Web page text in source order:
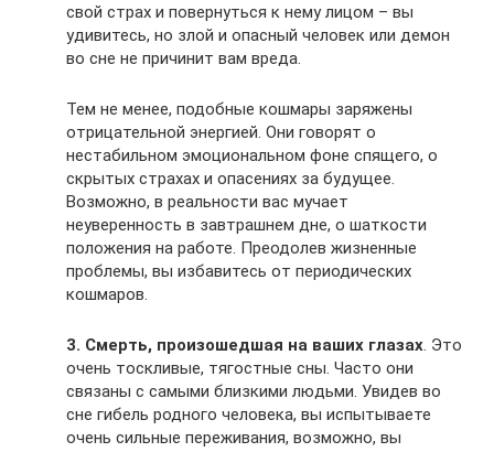
свой страх и повернуться к нему лицом – вы
удивитесь, но злой и опасный человек или демон
во сне не причинит вам вреда.
Тем не менее, подобные кошмары заряжены
отрицательной энергией. Они говорят о
нестабильном эмоциональном фоне спящего, о
скрытых страхах и опасениях за будущее.
Возможно, в реальности вас мучает
неуверенность в завтрашнем дне, о шаткости
положения на работе. Преодолев жизненные
проблемы, вы избавитесь от периодических
кошмаров.
3. Смерть, произошедшая на ваших глазах . Это
очень тоскливые, тягостные сны. Часто они
связаны с самыми близкими людьми. Увидев во
сне гибель родного человека, вы испытываете
очень сильные переживания, возможно, вы